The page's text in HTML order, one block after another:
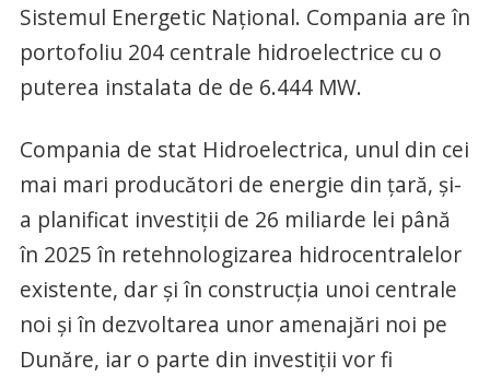
Sistemul Energetic Naţional. Compania are în
portofoliu 204 centrale hidroelectrice cu o
puterea instalata de de 6.444 MW.
Compania de stat Hidroelectrica, unul din cei
mai mari producători de energie din ţară, şi-
a planificat investiţii de 26 miliarde lei până
în 2025 în retehnologizarea hidrocentralelor
existente, dar şi în construcţia unoi centrale
noi şi în dezvoltarea unor amenajări noi pe
Dunăre, iar o parte din investiţii vor fi